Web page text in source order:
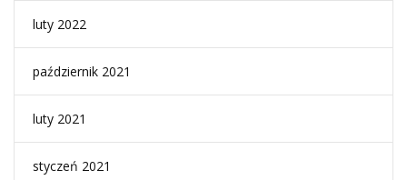
luty 2022
październik 2021
luty 2021
styczeń 2021